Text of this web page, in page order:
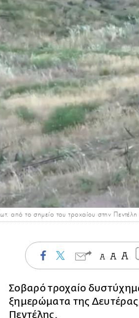
από το σημείο του τροχαίου στην
Σοβαρό τροχαίο
ξημερώματα της
Πεντέλης.